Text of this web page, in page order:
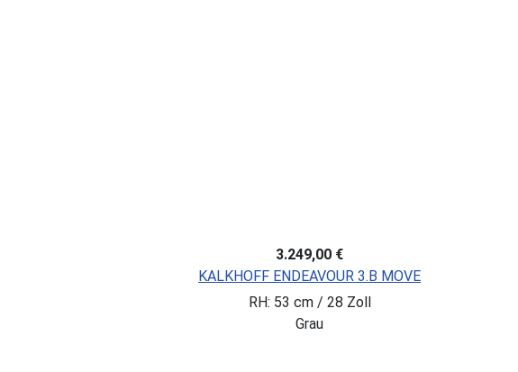
3.249,00 €
KALKHOFF ENDEAVOUR 3.B MOVE
RH: 53 cm / 28 Zoll
Grau